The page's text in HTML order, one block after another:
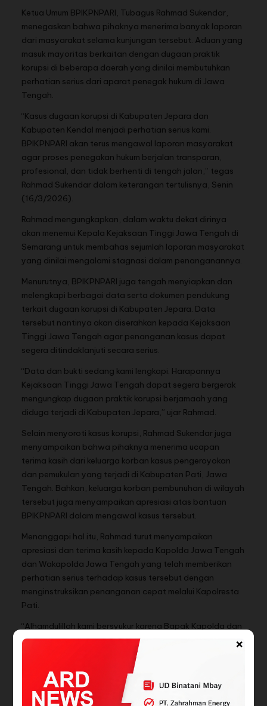
×
Ketua Umum BPIKPNPARI, Tubagus Rahmad Sukendar,
menegaskan bahwa pihaknya menerima banyak laporan
dari masyarakat selama kunjungan tersebut. Aduan yang
masuk mayoritas berkaitan dengan dugaan praktik
korupsi di beberapa daerah yang dinilai membutuhkan
perhatian serius dari aparat penegak hukum di Jawa
Tengah.
“Kasus dugaan korupsi di Kabupaten Jepara dan
Kabupaten Kendal menjadi perhatian serius kami.
BPIKPNPARI akan terus mengawal laporan masyarakat
agar proses penegakan hukum berjalan transparan,
profesional, dan tidak berhenti di tengah jalan,” tegas
Rahmad Sukendar dalam keterangan tertulisnya, Senin
(16/3/2026).
Rahmad mengungkapkan, dalam waktu dekat dirinya
akan menemui Kepala Kejaksaan Tinggi Jawa Tengah di
Semarang untuk membahas sejumlah laporan masyarakat
yang dinilai mengalami stagnasi dalam penanganannya.
Menurutnya, BPIKPNPARI juga tengah menyiapkan dan
melengkapi berbagai data serta dokumen pendukung
terkait dugaan korupsi di Kabupaten Jepara. Data
tersebut nantinya akan diserahkan kepada Kejaksaan
Tinggi Jawa Tengah agar penanganan kasus dapat
segera ditindaklanjuti secara serius.
“Data dan bukti sedang kami lengkapi. Harapannya
Kejaksaan Tinggi Jawa Tengah dapat segera bergerak
mengungkap dugaan praktik korupsi berjamaah yang
diduga terjadi di Kabupaten Jepara,” ujar Rahmad.
Selain menyoroti kasus korupsi, Rahmad Sukendar juga
menyampaikan bahwa pihaknya menerima ucapan
terima kasih dari keluarga korban kasus pengeroyokan
dan pemukulan yang terjadi di Kabupaten Pati, Jawa
Tengah. Bahkan, keluarga korban pembunuhan di wilayah
tersebut juga menyampaikan apresiasi atas bantuan
BPIKPNPARI dalam mengawal kasus tersebut.
Menanggapi hal itu, Rahmad turut menyampaikan
apresiasi dan terima kasih kepada Kapolda Jawa Tengah
dan Wakapolda Jawa Tengah yang telah memberikan
perhatian serius terhadap kasus tersebut dengan
menginstruksikan penanganan cepat melalui Kapolresta
Pati.
“Alhamdulillah kami bersyukur karena Bapak Kapolda dan
Wakapolda Jawa Tengah memberikan atensi khusus
sehingga jajaran Satreskrim Polresta Pati dapat bergerak
cepat mengungkap kasus pengeroyokan dan
pembunuhan tersebut,” jelasnya.
Rahmad menegaskan bahwa BPIKPNPARI akan terus